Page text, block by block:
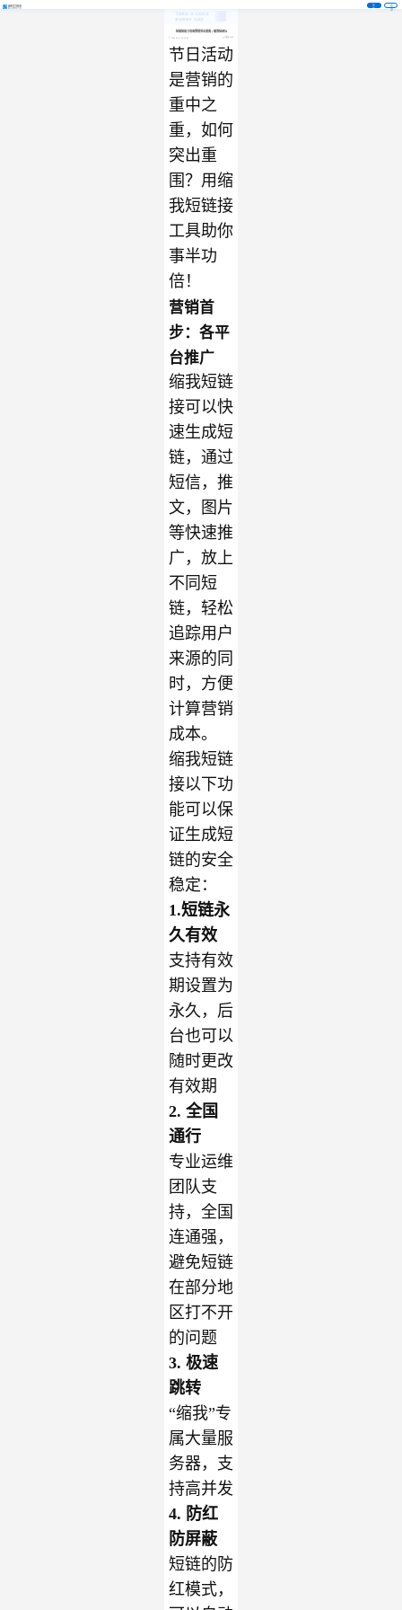
注
册
登
录
短链接助力电商营销突出重围 | 缩我短网址
节日活动
是营销的
重中之
重，如何
突出重
围？用缩
我短链接
工具助你
事半功
倍！
营销首
步：各平
台推广
缩我短链
接可以快
速生成短
链，通过
短信，推
文，图片
等快速推
广，放上
不同短
链，轻松
追踪用户
来源的同
时，方便
计算营销
成本。
缩我短链
接以下功
能可以保
证生成短
链的安全
稳定：
1.短链永
久有效
支持有效
期设置为
永久，后
台也可以
随时更改
有效期
2. 全国
通行
专业运维
团队支
持，全国
连通强，
避免短链
在部分地
区打不开
的问题
3. 极速
跳转
“缩我”专
属大量服
务器，支
持高并发
4. 防红
防屏蔽
短链的防
红模式，